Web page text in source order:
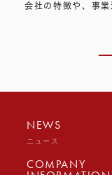
会社の特徴や、事
NEWS
ニュース
COMPANY